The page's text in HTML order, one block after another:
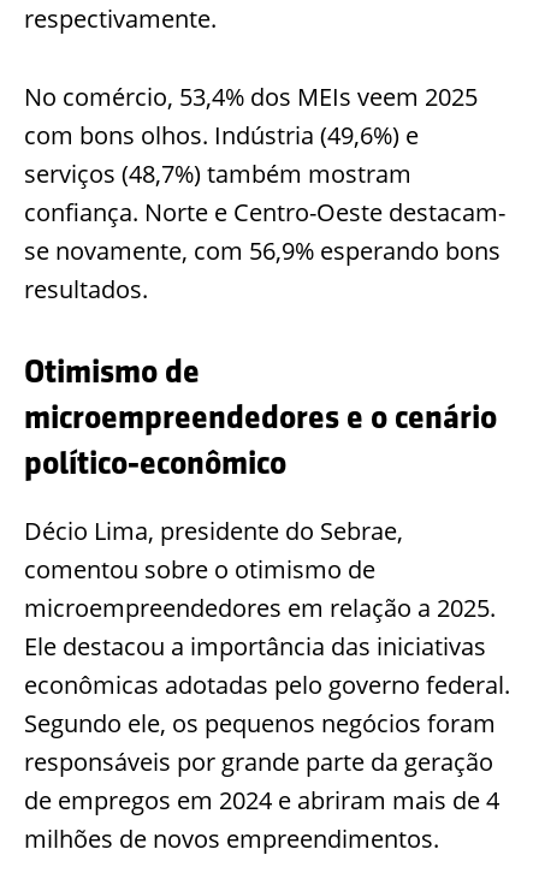
respectivamente.
No comércio, 53,4% dos MEIs veem 2025
com bons olhos. Indústria (49,6%) e
serviços (48,7%) também mostram
confiança. Norte e Centro-Oeste destacam-
se novamente, com 56,9% esperando bons
resultados.
Otimismo de
microempreendedores e o cenário
político-econômico
Décio Lima, presidente do Sebrae,
comentou sobre o otimismo de
microempreendedores em relação a 2025.
Ele destacou a importância das iniciativas
econômicas adotadas pelo governo federal.
Segundo ele, os pequenos negócios foram
responsáveis por grande parte da geração
de empregos em 2024 e abriram mais de 4
milhões de novos empreendimentos.